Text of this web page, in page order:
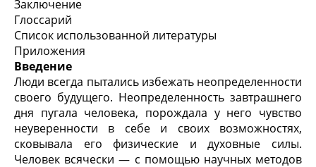
Заключение
Глоссарий
Список использованной литературы
Приложения
Введение
Люди всегда пытались избежать неопределенности
своего будущего. Неопределенность завтрашнего
дня пугала человека, порождала у него чувство
неуверенности в себе и своих возможностях,
сковывала его физические и духовные силы.
Человек всячески — с помощью научных методов